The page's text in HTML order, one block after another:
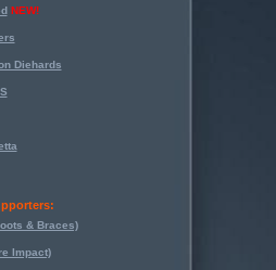
NEW!
Diehards
& Braces)
Impact)